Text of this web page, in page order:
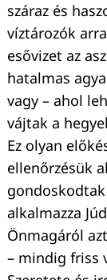
száraz és
víztározók
esővizet az
hatalmas
vagy – ahol
vájtak a
Ez olyan
ellenőrzésük
alkalmazza
Önmagáról
– mindig friss
Keresés: